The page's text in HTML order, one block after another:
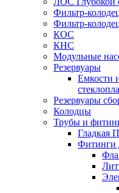
Фильтр-
Фильтр-
КОС
КНС
Модульные
Резервуары
Емкости
Резервуары
Колодцы
Трубы и
Гладкая
Фитинги